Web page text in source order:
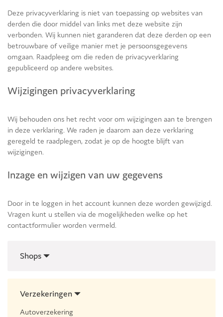
Deze privacyverklaring is niet van toepassing op websites van
derden die door middel van links met deze website zijn
verbonden. Wij kunnen niet garanderen dat deze derden op een
betrouwbare of veilige manier met je persoonsgegevens
omgaan. Raadpleeg om die reden de privacyverklaring
gepubliceerd op andere websites.
Wijzigingen privacyverklaring
Wij behouden ons het recht voor om wijzigingen aan te brengen
in deze verklaring. We raden je daarom aan deze verklaring
geregeld te raadplegen, zodat je op de hoogte blijft van
wijzigingen.
Inzage en wijzigen van uw gegevens
Door in te loggen in het account kunnen deze worden gewijzigd.
Vragen kunt u stellen via de mogelijkheden welke op het
contactformulier worden vermeld.
Shops
Verzekeringen
Autoverzekering